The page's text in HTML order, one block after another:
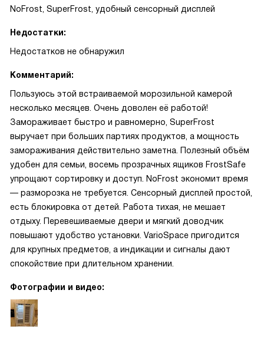
NoFrost, SuperFrost, удобный сенсорный дисплей
Недостатки:
Недостатков не обнаружил
Комментарий:
Пользуюсь этой встраиваемой морозильной камерой
несколько месяцев. Очень доволен её работой!
Замораживает быстро и равномерно, SuperFrost
выручает при больших партиях продуктов, а мощность
замораживания действительно заметна. Полезный объём
удобен для семьи, восемь прозрачных ящиков FrostSafe
упрощают сортировку и доступ. NoFrost экономит время
— разморозка не требуется. Сенсорный дисплей простой,
есть блокировка от детей. Работа тихая, не мешает
отдыху. Перевешиваемые двери и мягкий доводчик
повышают удобство установки. VarioSpace пригодится
для крупных предметов, а индикации и сигналы дают
спокойствие при длительном хранении.
Фотографии и видео: